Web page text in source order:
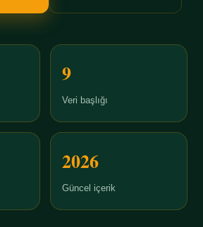
9
Veri başlığı
2026
Güncel içerik